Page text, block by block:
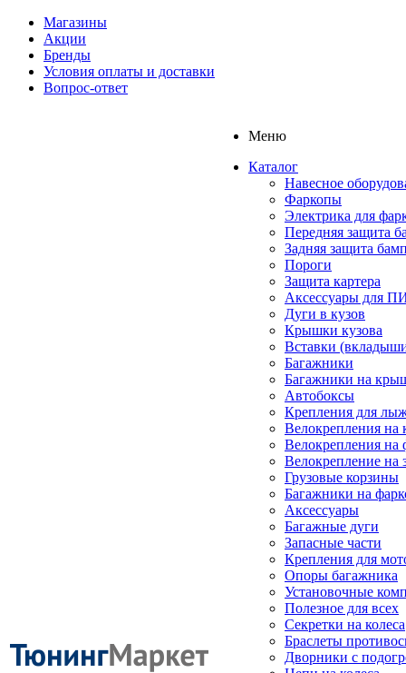
Магазины
Акции
Бренды
Условия оплаты и доставки
Вопрос-ответ
Меню
Каталог
Навесное
Фаркопы
Электрика для
Передняя защита
Задняя защита
Пороги
Защита картера
Аксессуары для
Дуги в кузов
Крышки кузова
Вставки
Багажники
Багажники на
Автобоксы
Крепления для
Велокрепления
Велокрепления на
Велокрепление на
Грузовые корзины
Багажники на
Аксессуары
Багажные дуги
Запасные части
Крепления для
Опоры багажника
Установочные
Полезное для всех
Секретки на колеса
Браслеты
Дворники с